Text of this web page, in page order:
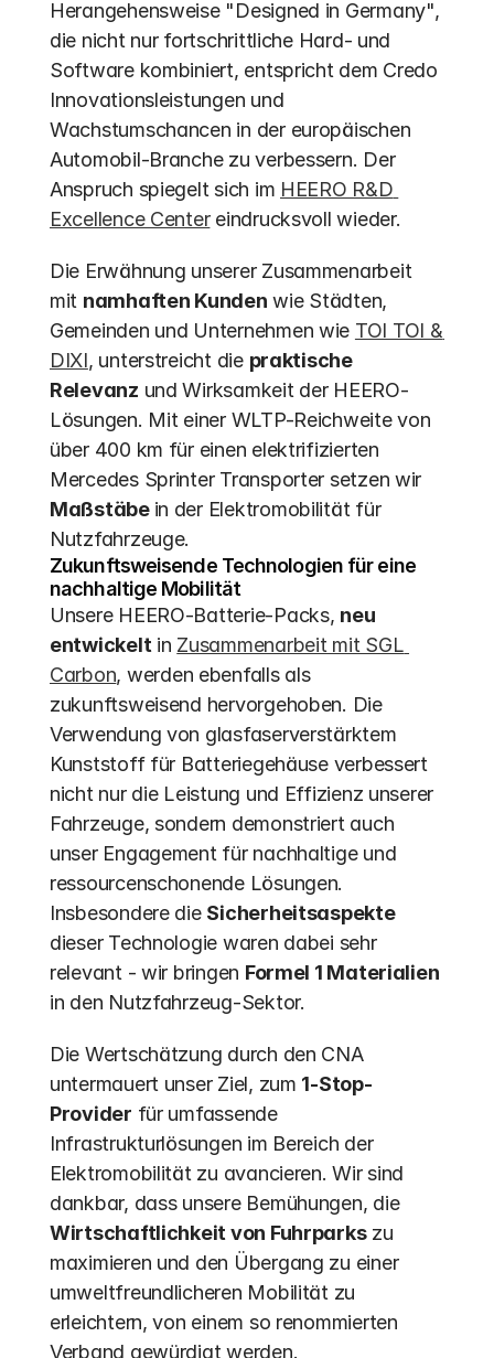
Herangehensweise "Designed in Germany",
die nicht nur fortschrittliche Hard- und
Software kombiniert, entspricht dem Credo
Innovationsleistungen und
Wachstumschancen in der europäischen
Automobil-Branche zu verbessern. Der
Anspruch spiegelt sich im HEERO R&D
Excellence Center eindrucksvoll wieder.
Die Erwähnung unserer Zusammenarbeit
mit namhaften Kunden wie Städten,
Gemeinden und Unternehmen wie TOI TOI &
DIXI, unterstreicht die praktische
Relevanz und Wirksamkeit der HEERO-
Lösungen. Mit einer WLTP-Reichweite von
über 400 km für einen elektrifizierten
Maßstäbe in der Elektromobilität für
Nutzfahrzeuge.
Zukunftsweisende Technologien für eine
nachhaltige Mobilität
Unsere HEERO-Batterie-Packs, neu
entwickelt in Zusammenarbeit mit SGL
Carbon, werden ebenfalls als
zukunftsweisend hervorgehoben. Die
Verwendung von glasfaserverstärktem
Kunststoff für Batteriegehäuse verbessert
nicht nur die Leistung und Effizienz unserer
Fahrzeuge, sondern demonstriert auch
unser Engagement für nachhaltige und
ressourcenschonende Lösungen.
Insbesondere die
Sicherheitsaspekte
dieser Technologie waren dabei sehr
relevant - wir bringen Formel 1 Materialien
in den Nutzfahrzeug-Sektor.
Die Wertschätzung durch den CNA
untermauert unser Ziel, zum 1-Stop-
Provider für umfassende
Infrastrukturlösungen im Bereich der
Elektromobilität zu avancieren. Wir sind
dankbar, dass unsere Bemühungen, die
Wirtschaftlichkeit von Fuhrparks zu
maximieren und den Übergang zu einer
umweltfreundlicheren Mobilität zu
erleichtern, von einem so renommierten
Verband gewürdigt werden.